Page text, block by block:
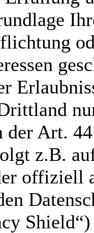
der Art.
z.B.
offiziell